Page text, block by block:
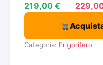
219,00 €
Categoria: Frigorifero